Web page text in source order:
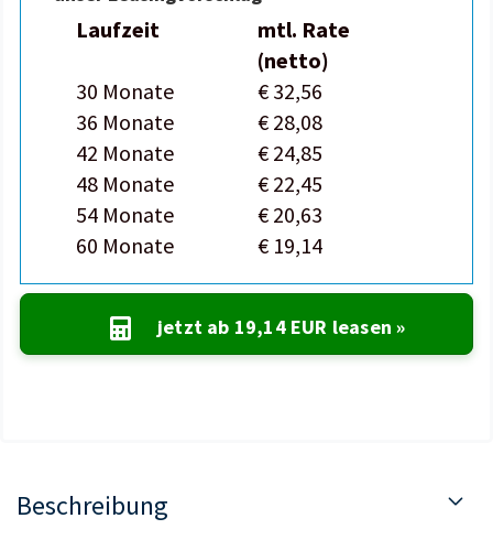
Laufzeit
mtl. Rate
(netto)
30 Monate
€ 32,56
36 Monate
€ 28,08
42 Monate
€ 24,85
48 Monate
€ 22,45
54 Monate
€ 20,63
60 Monate
€ 19,14
jetzt ab 19,14 EUR leasen »
Beschreibung